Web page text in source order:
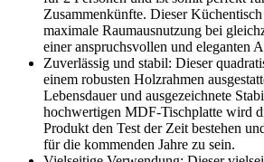
Zusammenkünfte. Dieser
maximale Raumausnutzung bei
einer anspruchsvollen und eleganten
Zuverlässig und stabil: Dieser
einem robusten Holzrahmen
Lebensdauer und ausgezeichnete
hochwertigen MDF-Tischplatte wird
Produkt den Test der Zeit bestehen
für die kommenden Jahre zu sein.